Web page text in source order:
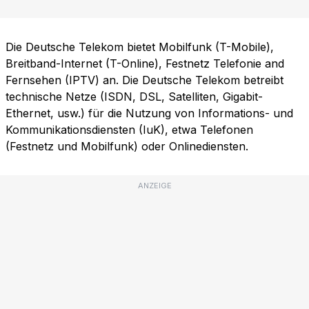
Die Deutsche Telekom bietet Mobilfunk (T-Mobile),
Breitband-Internet (T-Online), Festnetz Telefonie and
Fernsehen (IPTV) an. Die Deutsche Telekom betreibt
technische Netze (ISDN, DSL, Satelliten, Gigabit-
Ethernet, usw.) für die Nutzung von Informations- und
Kommunikationsdiensten (IuK), etwa Telefonen
(Festnetz und Mobilfunk) oder Onlinediensten.
ANZEIGE